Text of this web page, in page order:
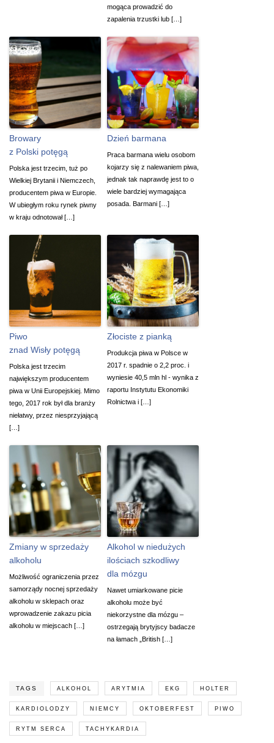
mogąca prowadzić do
zapalenia trzustki lub […]
Browary
z Polski potęgą
Polska jest trzecim, tuż po
Wielkiej Brytanii i Niemczech,
producentem piwa w Europie.
W ubiegłym roku rynek piwny
w kraju odnotował […]
Dzień barmana
Praca barmana wielu osobom
kojarzy się z nalewaniem piwa,
jednak tak naprawdę jest to o
wiele bardziej wymagająca
posada. Barmani […]
Piwo
znad Wisły potęgą
Polska jest trzecim
największym producentem
piwa w Unii Europejskiej. Mimo
tego, 2017 rok był dla branży
niełatwy, przez niesprzyjającą
[…]
Złociste z pianką
Produkcja piwa w Polsce w
2017 r. spadnie o 2,2 proc. i
wyniesie 40,5 mln hl - wynika z
raportu Instytutu Ekonomiki
Rolnictwa i […]
Zmiany w sprzedaży
alkoholu
Możliwość ograniczenia przez
samorządy nocnej sprzedaży
alkoholu w sklepach oraz
wprowadzenie zakazu picia
alkoholu w miejscach […]
Alkohol w niedużych
ilościach szkodliwy
dla mózgu
Nawet umiarkowane picie
alkoholu może być
niekorzystne dla mózgu –
ostrzegają brytyjscy badacze
na łamach „British […]
TAGS ALKOHOL ARYTMIA EKG HOLTER
KARDIOLODZY NIEMCY OKTOBERFEST PIWO
RYTM SERCA TACHYKARDIA